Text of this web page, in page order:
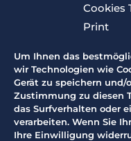
Cookies
Print
Um Ihnen das
wir Technologien wie
Gerät zu speichern und/
Zustimmung zu diesen
das Surfverhalten oder
verarbeiten. Wenn Sie
Ihre Einwilligung
Webdesign und
Produkte
IT-Produkte
Großformatdrucker
Großformatscanner
Produktionsdrucker